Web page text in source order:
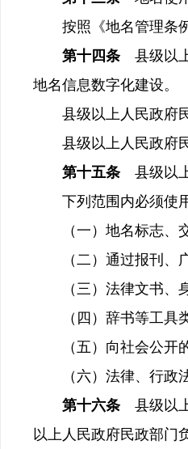
按照《地名管理条例
第十四条
县级以
地名信息数字化建设。
县级以上人民政府民
县级以上人民政府民
第十五条
县级以
下列范围内必须使用
（一）地名标志、交
（二）通过报刊、广
（三）法律文书、身
（四）辞书等工具类
（五）向社会公开的
（六）法律、行政法
第十六条
县级以
以上人民政府民政部门